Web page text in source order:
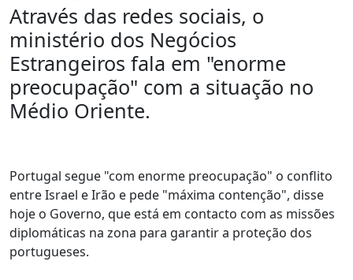
Através das redes sociais, o
ministério dos Negócios
Estrangeiros fala em "enorme
preocupação" com a situação no
Médio Oriente.
Portugal segue "com enorme preocupação" o conflito
entre Israel e Irão e pede "máxima contenção", disse
hoje o Governo, que está em contacto com as missões
diplomáticas na zona para garantir a proteção dos
portugueses.